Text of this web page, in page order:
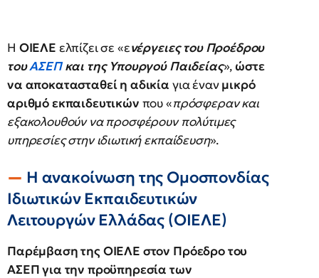
Η ΟΙΕΛΕ ελπίζει σε «ενέργειες του Προέδρου
τουΑΣΕΠκαι της Υπουργού Παιδείας»,ώστε
να αποκατασταθεί η αδικία για ένανμικρό
αριθμό εκπαιδευτικών που «πρόσφεραν και
εξακολουθούν να προσφέρουν πολύτιμες
υπηρεσίες στην ιδιωτική εκπαίδευση».
Η ανακοίνωση της Ομοσπονδίας
Ιδιωτικών Εκπαιδευτικών
Λειτουργών Ελλάδας (ΟΙΕΛΕ)
Παρέμβαση της ΟΙΕΛΕ στον Πρόεδρο του
ΑΣΕΠ για την προϋπηρεσία των